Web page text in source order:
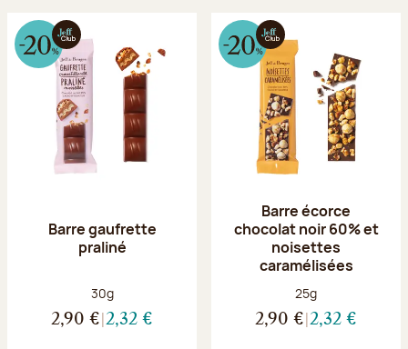
Barre gaufrette
praliné
Poids net :
30g
2,90 € 2,32 €
Barre écorce
chocolat noir 60% et
noisettes
caramélisées
Poids net :
25g
2,90 € 2,32 €